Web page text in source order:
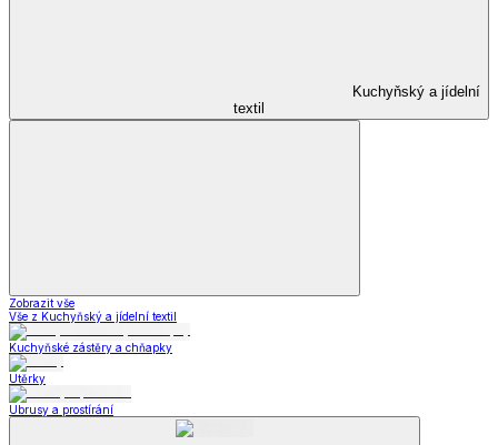
Kuchyňský a jídelní
textil
Zobrazit vše
Vše z Kuchyňský a jídelní textil
Kuchyňské zástěry a chňapky
Utěrky
Ubrusy a prostírání